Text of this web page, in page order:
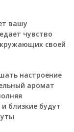
вашу
чувство
своей
настроение
аромат
близкие будут